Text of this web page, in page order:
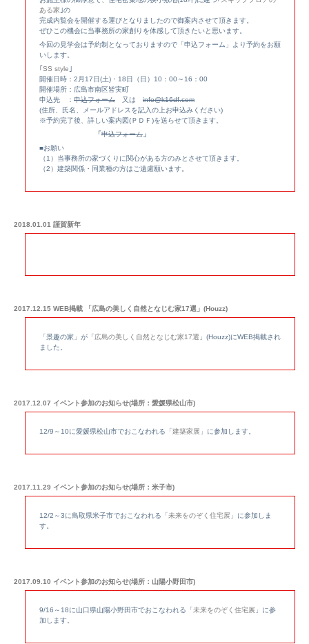
ある家 ｣の
完成内覧会を開催する運びとなりましたので御案内させて頂きます。
ぜひこの機会に当事務所の家創りを体感して頂きたいと思います。
今回の見学会は予約制となっておりますので「申込フォーム」より予約をお願
いします。
｢SS style ｣
開催日時：2月17日(土)・18日（日）10：00～16：00
開催場所：広島市南区皆実町
申込先 ： 申込フォーム 又は info@k16df.com
(住所、氏名、メールアドレスを記入の上お申込みください)
※予約完了後、詳しい案内図(ＰＤＦ)を送らせて頂きます。
「申込フォーム 」
■お願い
（1）当事務所の家づくりに関心がある方のみとさせて頂きます。
（2）建築関係・同業種の方はご遠慮願います。
2018.01.01 謹賀新年
2017.12.15 WEB掲載 「広島の美しく自然となじむ家17選」(Houzz)
「景趣の家」が「広島の美しく自然となじむ家17選 」(Houzz)にWEB掲載され
ました。
2017.12.07 イベント参加のお知らせ(場所：愛媛県松山市)
12/9～10に愛媛県松山市でおこなわれる「建築家展 」に参加します。
2017.11.29 イベント参加のお知らせ(場所：米子市)
12/2～3に鳥取県米子市でおこなわれる「未来をのぞく住宅展 」に参加しま
す。
2017.09.10 イベント参加のお知らせ(場所：山陽小野田市)
9/16～18に山口県山陽小野田市でおこなわれる「未来をのぞく住宅展 」に参
加します。